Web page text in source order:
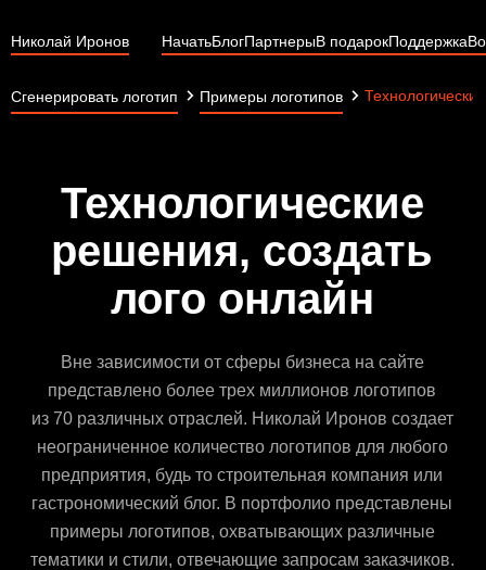
Николай Иронов НачатьБлогПартнерыВ подарокПоддержка
Сгенерировать логотип Примеры логотипов
Технологические
решения, создать
лого онлайн
Вне зависимости от сферы бизнеса на сайте
представлено более трех миллионов логотипов
из 70 различных отраслей. Николай Иронов создает
неограниченное количество логотипов для любого
предприятия, будь то строительная компания или
гастрономический блог. В портфолио представлены
примеры логотипов, охватывающих различные
тематики и стили, отвечающие запросам заказчиков.